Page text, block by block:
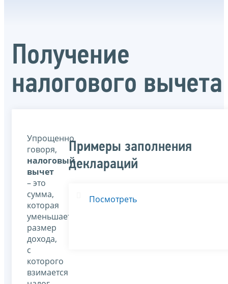
Получение
налогового вычета
Упрощенно
говоря,
налоговый
вычет
– это
сумма,
которая
уменьшает
размер
дохода,
с
которого
взимается
Примеры заполнения
деклараций
Посмотреть